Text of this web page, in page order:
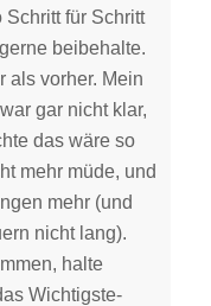
Schritt für Schritt
beibehalte.
als vorher. Mein
gar nicht klar,
das wäre so
mehr müde, und
mehr (und
nicht lang).
halte
Wichtigste-